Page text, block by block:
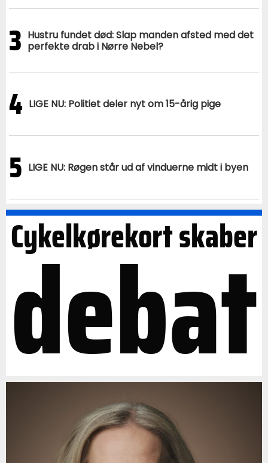
3 Hustru fundet død: Slap manden afsted med det
perfekte drab i Nørre Nebel?
4 LIGE NU: Politiet deler nyt om 15-årig pige
5 LIGE NU: Røgen står ud af vinduerne midt i byen
Cykelkørekort skaber
debat